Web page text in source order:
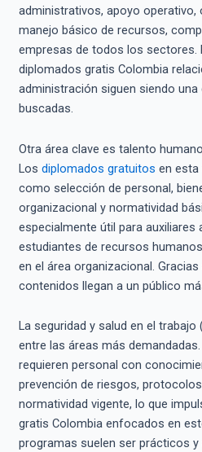
administrativos, apoyo
manejo básico de recursos,
empresas de todos los sectores.
diplomados gratis Colombia
administración siguen siendo
buscadas.
Otra área clave es talento
Los diplomados gratuitos en esta
como selección de personal,
organizacional y normatividad
especialmente útil para auxiliares
estudiantes de recursos
en el área organizacional.
contenidos llegan a un público
La seguridad y salud en el
entre las áreas más
requieren personal con
prevención de riesgos,
normatividad vigente, lo que
gratis Colombia enfocados en
programas suelen ser prácticos